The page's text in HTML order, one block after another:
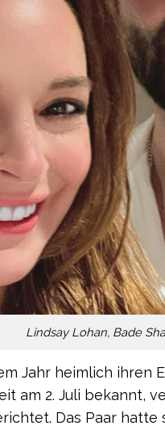
Lindsay Lohan, Bade
Jahr heimlich ihren
am 2. Juli bekannt,
Das Paar